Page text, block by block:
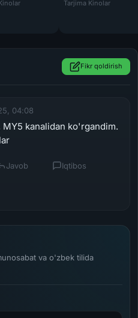
Tarjima Kinolar
Fikr qoldirish
04:08
kanalidan ko'rgandim.
Javob Iqtibos
va o'zbek tilida